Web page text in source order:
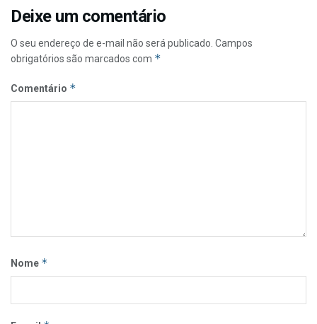
Deixe um comentário
O seu endereço de e-mail não será publicado. Campos
obrigatórios são marcados com *
Comentário *
Nome *